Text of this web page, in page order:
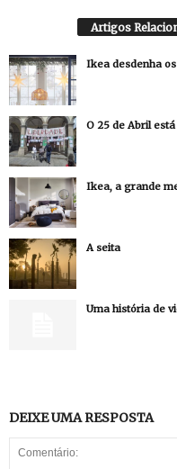
Artigos
Ikea desdenha
O 25 de Abril
Ikea, a grande
A seita
Uma história de
DEIXE UMA RESPOSTA